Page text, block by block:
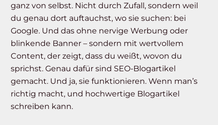
ganz von selbst. Nicht durch Zufall, sondern weil
du genau dort auftauchst, wo sie suchen: bei
Google. Und das ohne nervige Werbung oder
blinkende Banner – sondern mit wertvollem
Content, der zeigt, dass du weißt, wovon du
sprichst. Genau dafür sind SEO-Blogartikel
gemacht. Und ja, sie funktionieren. Wenn man’s
richtig macht, und hochwertige Blogartikel
schreiben kann.